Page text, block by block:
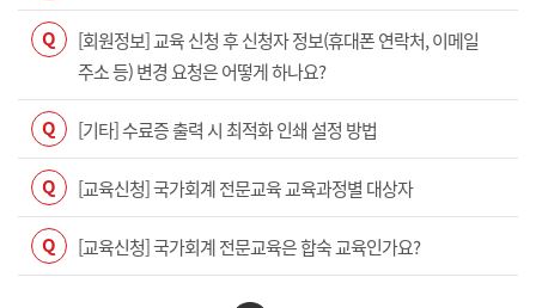
Q
[회원정보] 교육 신청 후 신청자 정보(휴대폰 연락처, 이메일
주소 등) 변경 요청은 어떻게 하나요?
Q [기타] 수료증 출력 시 최적화 인쇄 설정 방법
Q [교육신청] 국가회계 전문교육 교육과정별 대상자
Q [교육신청] 국가회계 전문교육은 합숙 교육인가요?